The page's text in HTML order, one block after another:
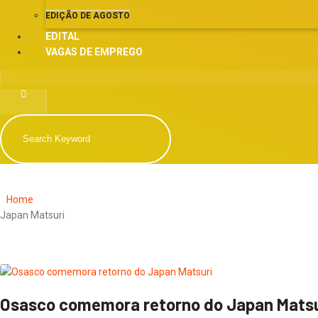
EDIÇÃO DE AGOSTO
EDITAL
VAGAS DE EMPREGO
Home
Japan Matsuri
Osasco comemora retorno do Japan